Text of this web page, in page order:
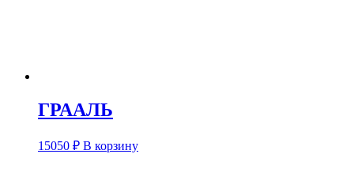
ГРААЛЬ
15050 ₽ В корзину